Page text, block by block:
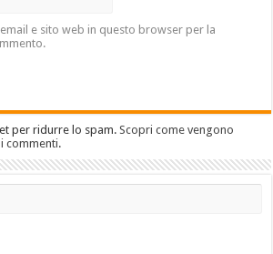
e sito web in questo browser per la
per ridurre lo spam.Scopri come vengono
commenti.